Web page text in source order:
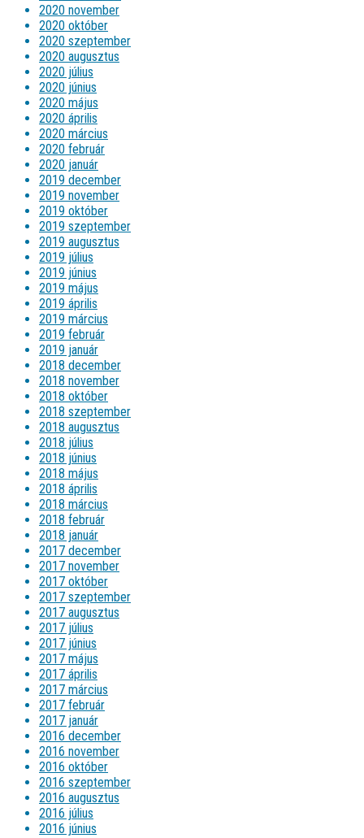
2020 november
2020 október
2020 szeptember
2020 augusztus
2020 július
2020 június
2020 május
2020 április
2020 március
2020 február
2020 január
2019 december
2019 november
2019 október
2019 szeptember
2019 augusztus
2019 július
2019 június
2019 május
2019 április
2019 március
2019 február
2019 január
2018 december
2018 november
2018 október
2018 szeptember
2018 augusztus
2018 július
2018 június
2018 május
2018 április
2018 március
2018 február
2018 január
2017 december
2017 november
2017 október
2017 szeptember
2017 augusztus
2017 július
2017 június
2017 május
2017 április
2017 március
2017 február
2017 január
2016 december
2016 november
2016 október
2016 szeptember
2016 augusztus
2016 július
2016 június